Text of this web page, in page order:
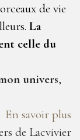
de vie
La
celle du
univers,
En savoir plus
de Lacvivier